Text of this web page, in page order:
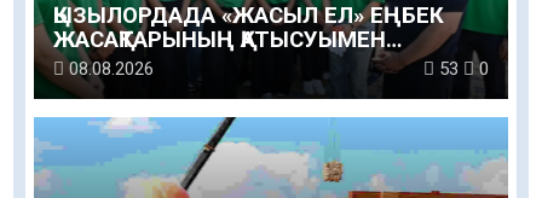
ҚЫЗЫЛОРДАДА «ЖАСЫЛ ЕЛ» ЕҢБЕК
ЖАСАҚТАРЫНЫҢ ҚАТЫСУЫМЕН
ЭКОЛОГИЯЛЫҚ СЕНБІЛІК ӨТТІ
08.08.2026 53 0